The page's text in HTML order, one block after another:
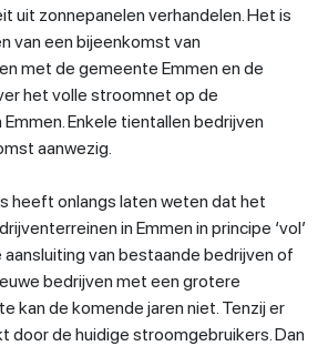
uit zonnepanelen verhandelen. Het is
van een bijeenkomst van
met de gemeente Emmen en de
het volle stroomnet op de
Enkele tientallen bedrijven
aanwezig.
heeft onlangs laten weten dat het
in Emmen in principe ‘vol’
aansluiting van bestaande bedrijven of
bedrijven met een grotere
kan de komende jaren niet. Tenzij er
door de huidige stroomgebruikers. Dan